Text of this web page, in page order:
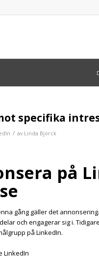
specifika
/ av Linda Björck
på
gång gäller det
och engagerar sig i.
på LinkedIn.